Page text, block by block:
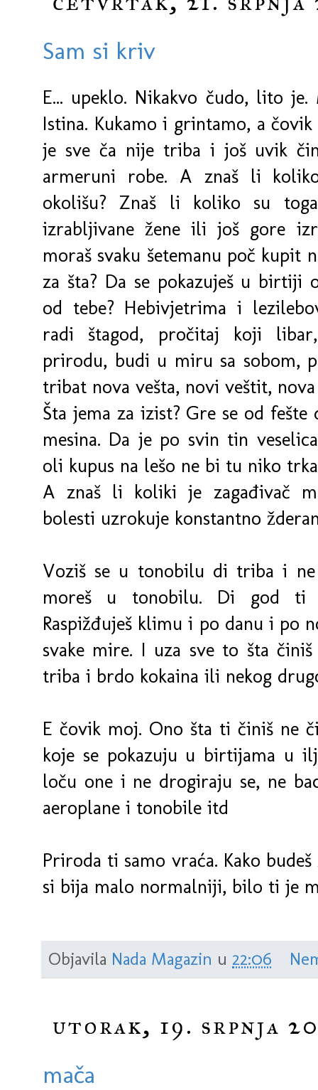
Sam si kriv
E... upeklo. Nikakvo čudo, lito
Istina. Kukamo i grintamo, a
je sve ča nije triba i još uvik
armeruni robe. A znaš li
okolišu? Znaš li koliko su
izrabljivane žene ili još gore
moraš svaku šetemanu poč kupit
za šta? Da se pokazuješ u birtiji
od tebe? Hebivjetrima i
radi štagod, pročitaj koji
prirodu, budi u miru sa sobom,
tribat nova vešta, novi veštit,
Šta jema za izist? Gre se od fešte
mesina. Da je po svin tin
oli kupus na lešo ne bi tu niko
A znaš li koliki je zagađivač
bolesti uzrokuje konstantno
Voziš se u tonobilu di triba i
moreš u tonobilu. Di god ti
Raspižđuješ klimu i po danu i po
svake mire. I uza sve to šta
triba i brdo kokaina ili nekog
E čovik moj. Ono šta ti činiš ne
koje se pokazuju u birtijama u
loču one i ne drogiraju se, ne
aeroplane i tonobile itd
Priroda ti samo vraća. Kako
si bija malo normalniji, bilo ti je
Objavila Nada Magazin u 22:06
utorak, 19. srpnja
mača